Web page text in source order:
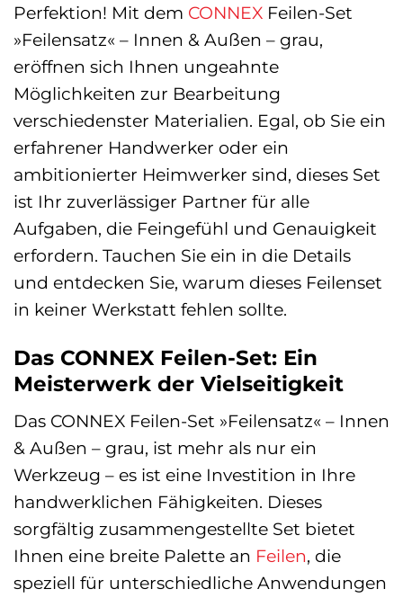
Perfektion! Mit dem CONNEX Feilen-Set
»Feilensatz« – Innen & Außen – grau,
eröffnen sich Ihnen ungeahnte
Möglichkeiten zur Bearbeitung
verschiedenster Materialien. Egal, ob Sie ein
erfahrener Handwerker oder ein
ambitionierter Heimwerker sind, dieses Set
ist Ihr zuverlässiger Partner für alle
Aufgaben, die Feingefühl und Genauigkeit
erfordern. Tauchen Sie ein in die Details
und entdecken Sie, warum dieses Feilenset
in keiner Werkstatt fehlen sollte.
Das CONNEX Feilen-Set: Ein
Meisterwerk der Vielseitigkeit
Das CONNEX Feilen-Set »Feilensatz« – Innen
& Außen – grau, ist mehr als nur ein
Werkzeug – es ist eine Investition in Ihre
handwerklichen Fähigkeiten. Dieses
sorgfältig zusammengestellte Set bietet
Ihnen eine breite Palette an Feilen, die
speziell für unterschiedliche Anwendungen